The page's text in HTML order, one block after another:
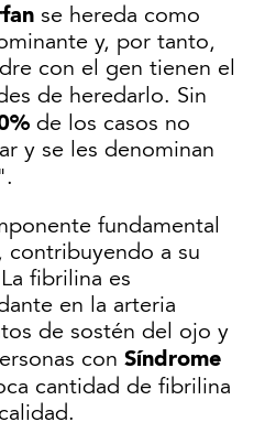
se hereda como
y, por tanto,
con el gen tienen el
de heredarlo. Sin
de los casos no
y se les denominan
".
fundamental
a su
fibrilina es
en la arteria
de sostén del ojo y
con Síndrome
cantidad de fibrilina